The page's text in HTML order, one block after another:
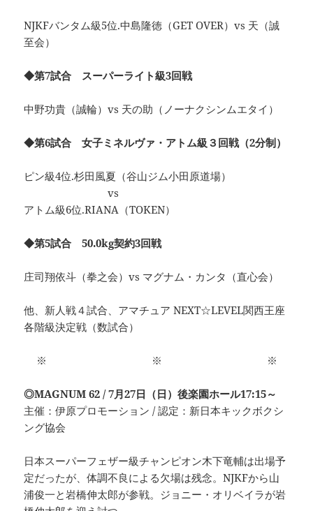
NJKFバンタム級5位.中島隆徳（GET OVER）vs 天（誠
至会）
◆第7試合 スーパーライト級3回戦
中野功貴（誠輪）vs 天の助（ノーナクシンムエタイ）
◆第6試合 女子ミネルヴァ・アトム級３回戦（2分制）
ピン級4位.杉田風夏（谷山ジム小田原道場）
vs
アトム級6位.RIANA（TOKEN）
◆第5試合 50.0kg契約3回戦
庄司翔依斗（拳之会）vs マグナム・カンタ（直心会）
他、新人戦４試合、アマチュア NEXT☆LEVEL関西王座
各階級決定戦（数試合）
※ ※ ※
◎MAGNUM 62 / 7月27日（日）後楽園ホール17:15～
主催：伊原プロモーション / 認定：新日本キックボクシ
ング協会
日本スーパーフェザー級チャンピオン木下竜輔は出場予
定だったが、体調不良による欠場は残念。NJKFから山
浦俊一と岩橋伸太郎が参戦。ジョニー・オリベイラが岩